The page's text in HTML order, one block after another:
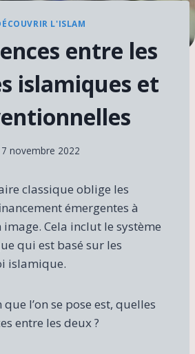
L'ISLAM
entre les
islamiques et
7 novembre 2022
classique oblige les
émergentes à
Cela inclut le système
qui est basé sur les
islamique.
l’on se pose est, quelles
entre les deux ?